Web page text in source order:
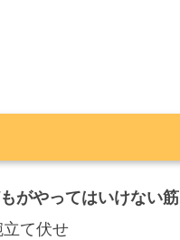
がやってはいけない
立て伏せ